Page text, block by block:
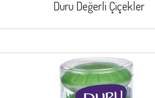
Duru Değerli Çiçekler